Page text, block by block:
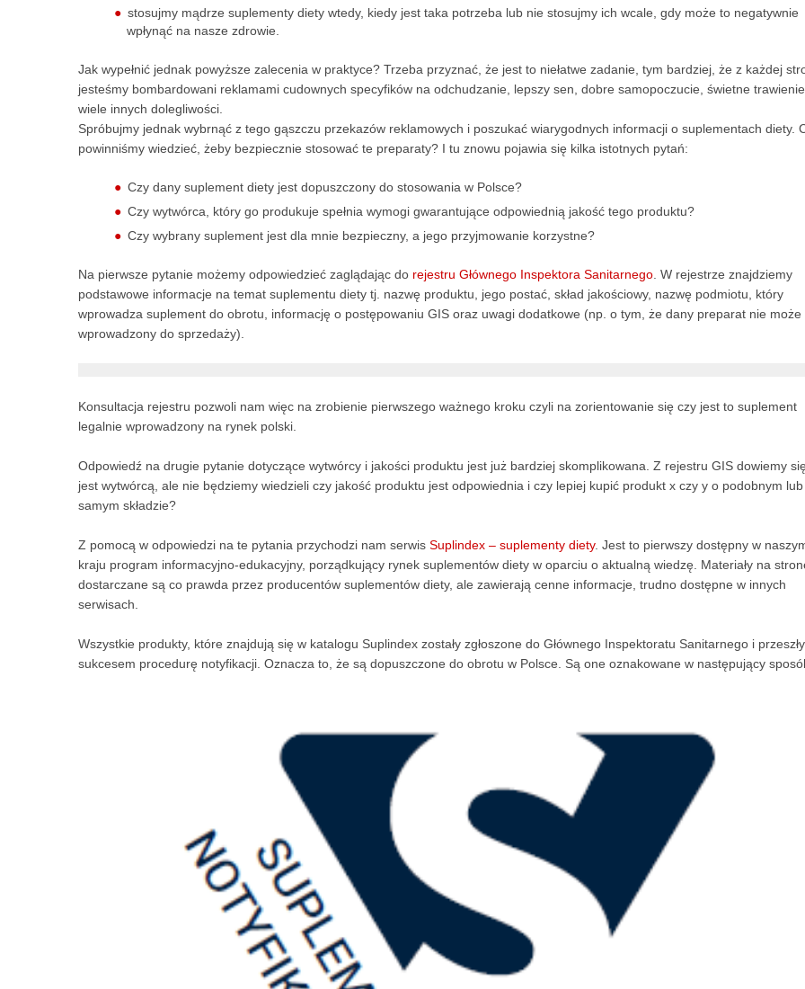
stosujmy mądrze suplementy diety wtedy, kiedy jest taka potrzeba lub nie stosujmy ich wcale, gdy może to negatywnie
wpłynąć na nasze zdrowie.
Jak wypełnić jednak powyższe zalecenia w praktyce? Trzeba przyznać, że jest to niełatwe zadanie, tym bardziej, że z każdej
jesteśmy bombardowani reklamami cudownych specyfików na odchudzanie, lepszy sen, dobre samopoczucie, świetne
wiele innych dolegliwości.
Spróbujmy jednak wybrnąć z tego gąszczu przekazów reklamowych i poszukać wiarygodnych informacji o suplementach diety.
powinniśmy wiedzieć, żeby bezpiecznie stosować te preparaty? I tu znowu pojawia się kilka istotnych pytań:
Czy dany suplement diety jest dopuszczony do stosowania w Polsce?
Czy wytwórca, który go produkuje spełnia wymogi gwarantujące odpowiednią jakość tego produktu?
Czy wybrany suplement jest dla mnie bezpieczny, a jego przyjmowanie korzystne?
Na pierwsze pytanie możemy odpowiedzieć zaglądając do rejestru Głównego Inspektora Sanitarnego. W rejestrze znajdziemy
podstawowe informacje na temat suplementu diety tj. nazwę produktu, jego postać, skład jakościowy, nazwę podmiotu, który
wprowadza suplement do obrotu, informację o postępowaniu GIS oraz uwagi dodatkowe (np. o tym, że dany preparat nie może
wprowadzony do sprzedaży).
Konsultacja rejestru pozwoli nam więc na zrobienie pierwszego ważnego kroku czyli na zorientowanie się czy jest to suplement
legalnie wprowadzony na rynek polski.
Odpowiedź na drugie pytanie dotyczące wytwórcy i jakości produktu jest już bardziej skomplikowana. Z rejestru GIS dowiemy
jest wytwórcą, ale nie będziemy wiedzieli czy jakość produktu jest odpowiednia i czy lepiej kupić produkt x czy y o podobnym
samym składzie?
Z pomocą w odpowiedzi na te pytania przychodzi nam serwis Suplindex – suplementy diety. Jest to pierwszy dostępny w
kraju program informacyjno-edukacyjny, porządkujący rynek suplementów diety w oparciu o aktualną wiedzę. Materiały na
dostarczane są co prawda przez producentów suplementów diety, ale zawierają cenne informacje, trudno dostępne w innych
serwisach.
Wszystkie produkty, które znajdują się w katalogu Suplindex zostały zgłoszone do Głównego Inspektoratu Sanitarnego i
sukcesem procedurę notyfikacji. Oznacza to, że są dopuszczone do obrotu w Polsce. Są one oznakowane w następujący